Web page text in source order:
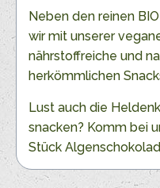
Neben den reinen
wir mit unserer
nährstoffreiche und
herkömmlichen
Lust auch die
snacken? Komm bei
Stück